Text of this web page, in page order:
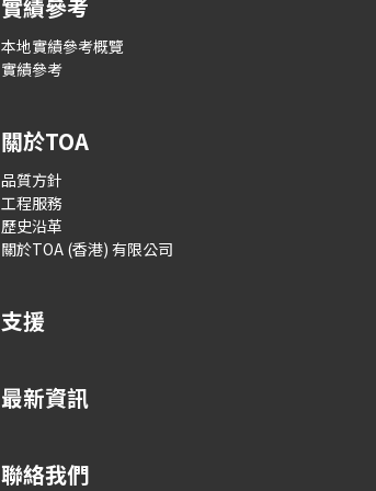
實績參考
本地實績參考概覽
實績參考
關於TOA
品質方針
工程服務
歷史沿革
關於TOA (香港) 有限公司
支援
最新資訊
聯絡我們